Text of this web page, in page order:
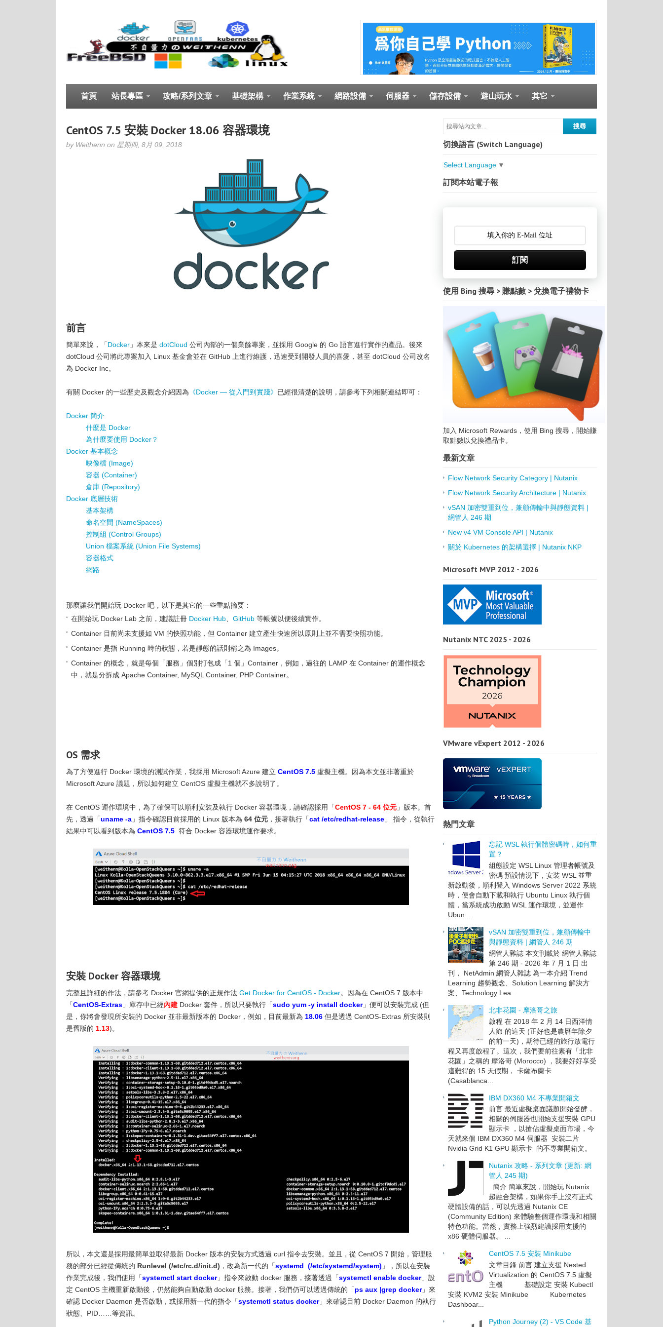
首頁 站長專區 攻略/系列文章 基礎架構 作業系統 網路設備 伺服器 儲存設備 遊山玩水 其它
CentOS 7.5 安裝 Docker 18.06 容器環境
by Weithenn on 星期四, 8月 09, 2018
前言
簡單來說，「Docker 」本來是 dotCloud 公司內部的一個業餘專案，並採用 Google 的 Go 語言進行實作的產品。後來
dotCloud 公司將此專案加入 Linux 基金會並在 GitHub 上進行維護，迅速受到開發人員的喜愛，甚至 dotCloud 公司改名
為 Docker Inc。
有關 Docker 的一些歷史及觀念介紹因為 《Docker — 從入門到實踐­》 已經很清楚的說明，請參考下列相關連結即可：
Docker 簡介
什麼是 Docker
為什麼要使用 Docker？
Docker 基本概念
映像檔 (Image)
容器 (Container)
倉庫 (Repository)
Docker 底層技術
基本架構
命名空間 (NameSpaces)
控制組 (Control Groups)
Union 檔案系統 (Union File Systems)
容器格式
網路
那麼讓我們開始玩 Docker 吧，以下是其它的一些重點摘要：
在開始玩 Docker Lab 之前，建議註冊 Docker Hub GitHub 等帳號以便後續實作。
Container 目前尚未支援如 VM 的快照功能，但 Container 建立產生快速所以原則上並不需要快照功能。
Container 是指 Running 時的狀態，若是靜態的話則稱之為 Images。
Container 的概念，就是每個「服務」個別打包成「1 個」Container，例如，過往的 LAMP 在 Container 的運作概念
中，就是分拆成 Apache Container, MySQL Container, PHP Container。
OS 需求
為了方便進行 Docker 環境的測試作業，我採用 Microsoft Azure 建立 CentOS 7.5 虛擬主機。因為本文並非著重於
Microsoft Azure 議題，所以如何建立 CentOS 虛擬主機就不多說明了。
在 CentOS 運作環境中，為了確保可以順利安裝及執行 Docker 容器環境，請確認採用「CentOS 7 - 64 位元 」版本。首
先，透過「uname -a 」指令確認目前採用的 Linux 版本為 64 位元 ，接著執行「cat /etc/redhat-release 」 指令，從執行
結果中可以看到版本為 CentOS 7.5 符合 Docker 容器環境運作要求。
安裝 Docker 容器環境
完整且詳細的作法，請參考 Docker 官網提供的正規作法 Get Docker for CentOS - Docker。因為在 CentOS 7 版本中
「CentOS-Extras 」庫存中已經內建 Docker 套件，所以只要執行「sudo yum -y install docker」便可以安裝完成 (但
是，你將會發現所安裝的 Docker 並非最新版本的 Docker，例如，目前最新為 18.06 但是透過 CentOS-Extras 所安裝則
是舊版的 1.13)。
所以，本文還是採用最簡單並取得最新 Docker 版本的安裝方式透過 curl 指令去安裝。並且，從 CentOS 7 開始，管理服
務的部分已經從傳統的 Runlevel (/etc/rc.d/init.d) ，改為新一代的「systemd (/etc/systemd/system) 」，所以在安裝
作業完成後，我們使用「systemctl start docker」指令來啟動 docker 服務，接著透過「systemctl enable docker」設
定 CentOS 主機重新啟動後，仍然能夠自動啟動 docker 服務。接著，我們仍可以透過傳統的「ps aux |grep docker」來
確認 Docker Daemon 是否啟動，或採用新一代的指令「systemctl status docker」來確認目前 Docker Daemon 的執行
狀態、PID……等資訊。
切換語言 (Switch Language)
Select Language ▼
訂閱本站電子報
訂閱
使用 Bing 搜尋 > 賺點數 > 兌換電子禮物卡
加入 Microsoft Rewards，使用 Bing 搜尋，開始賺
取點數以兌換禮品卡。
最新文章
Flow Network Security Category | Nutanix
Flow Network Security Architecture | Nutanix
vSAN 加密雙重到位，兼顧傳輸中與靜態資料 |
網管人 246 期
New v4 VM Console API | Nutanix
關於 Kubernetes 的架構選擇 | Nutanix NKP
Microsoft MVP 2012 - 2026
Nutanix NTC 2025 - 2026
VMware vExpert 2012 - 2026
熱門文章
忘記 WSL 執行個體密碼時，如何重
置？
組態設定 WSL Linux 管理者帳號及
密碼 預設情況下，安裝 WSL 並重
新啟動後，順利登入 Windows Server 2022 系統
時，便會自動下載和執行 Ubuntu Linux 執行個
體，當系統成功啟動 WSL 運作環境，並運作
Ubun...
vSAN 加密雙重到位，兼顧傳輸中
與靜態資料 | 網管人 246 期
網管人雜誌 本文刊載於 網管人雜誌
第 246 期 - 2026 年 7 月 1 日 出
刊， NetAdmin 網管人雜誌 為一本介紹 Trend
Learning 趨勢觀念、Solution Learning 解決方
案、Technology Lea...
北非花園 - 摩洛哥之旅
啟程 在 2018 年 2 月 14 日西洋情
人節 的這天 (正好也是農曆年除夕
的前一天)，期待已經的旅行放電行
程又再度啟程了。這次，我們要前往素有「北非
花園」之稱的 摩洛哥 (Morocco) ，我要好好享受
這難得的 15 天假期， 卡薩布蘭卡
(Casablanca...
IBM DX360 M4 不專業開箱文
前言 最近虛擬桌面議題開始發酵，
相關的伺服器也開始支援安裝 GPU
顯示卡 ，以搶佔虛擬桌面市場，今
天就來個 IBM DX360 M4 伺服器 安裝二片
Nvidia Grid K1 GPU 顯示卡 的不專業開箱文。
Nutanix 攻略 - 系列文章 (更新: 網
管人 245 期)
簡介 簡單來說，開始玩 Nutanix
超融合架構，如果你手上沒有正式
硬體設備的話，可以先透過 Nutanix CE
(Community Edition) 來體驗整個運作環境和相關
特色功能。當然，實務上強烈建議採用支援的
x86 硬體伺服器。 ...
CentOS 7.5 安裝 Minikube
文章目錄 前言 建立支援 Nested
Virtualization 的 CentOS 7.5 虛擬
主機 基礎設定 安裝 Kubectl
安裝 KVM2 安裝 Minikube Kubernetes
Dashboar...
Python Journey (2) - VS Code 基